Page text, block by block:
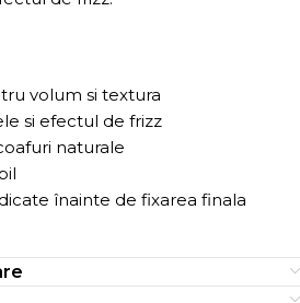
volum si textura
si efectul de frizz
naturale
înainte de fixarea finala